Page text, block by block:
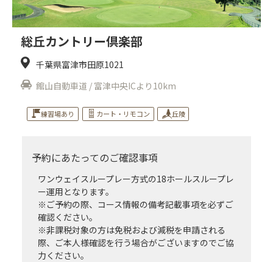
総丘カントリー倶楽部
千葉県富津市田原1021
館山自動車道 / 富津中央ICより10km
練習場あり カート・リモコン 丘陵
予約にあたってのご確認事項
ワンウェイスループレー方式の18ホールスループレ
ー運用となります。
※ご予約の際、コース情報の備考記載事項を必ずご
確認ください。
※非課税対象の方は免税および減税を申請される
際、ご本人様確認を行う場合がございますのでご協
力ください。